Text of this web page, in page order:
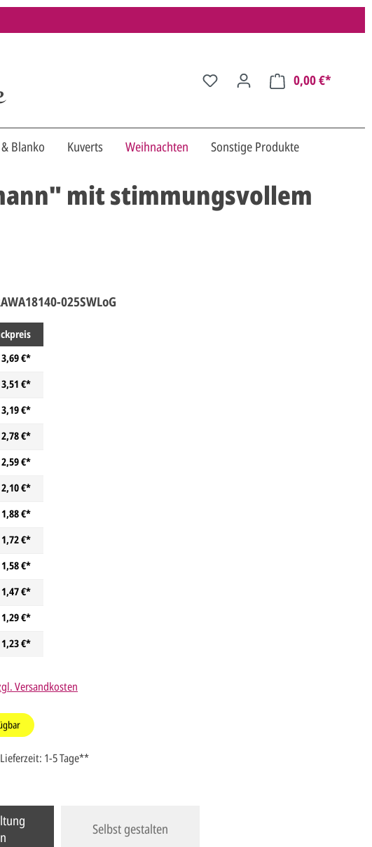
0,00 €*
Blanko Kuverts Weihnachten Sonstige Produkte
mit stimmungsvollem
3,69 €*
3,51 €*
3,19 €*
2,78 €*
2,59 €*
2,10 €*
1,88 €*
1,72 €*
1,58 €*
1,47 €*
1,29 €*
1,23 €*
Versandkosten
1-5 Tage**
Selbst gestalten
025SWLoG